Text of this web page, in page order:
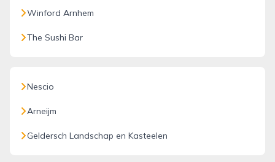
Winford Arnhem
The Sushi Bar
Nescio
Arneijm
Geldersch Landschap en Kasteelen